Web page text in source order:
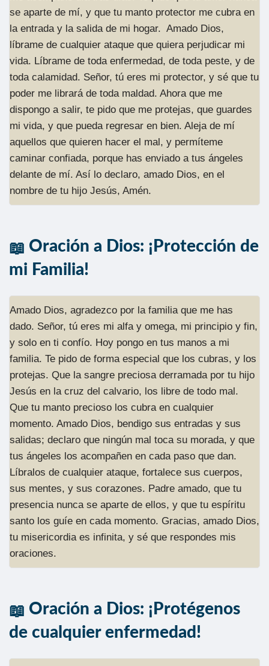
se aparte de mí, y que tu manto protector me cubra en
la entrada y la salida de mi hogar. Amado Dios,
líbrame de cualquier ataque que quiera perjudicar mi
vida. Líbrame de toda enfermedad, de toda peste, y de
toda calamidad. Señor, tú eres mi protector, y sé que tu
poder me librará de toda maldad. Ahora que me
dispongo a salir, te pido que me protejas, que guardes
mi vida, y que pueda regresar en bien. Aleja de mí
aquellos que quieren hacer el mal, y permíteme
caminar confiada, porque has enviado a tus ángeles
delante de mí. Así lo declaro, amado Dios, en el
nombre de tu hijo Jesús, Amén.
Oración a Dios: ¡Protección de
mi Familia!
Amado Dios, agradezco por la familia que me has
dado. Señor, tú eres mi alfa y omega, mi principio y fin,
y solo en ti confío. Hoy pongo en tus manos a mi
familia. Te pido de forma especial que los cubras, y los
protejas. Que la sangre preciosa derramada por tu hijo
Jesús en la cruz del calvario, los libre de todo mal.
Que tu manto precioso los cubra en cualquier
momento. Amado Dios, bendigo sus entradas y sus
salidas; declaro que ningún mal toca su morada, y que
tus ángeles los acompañen en cada paso que dan.
Líbralos de cualquier ataque, fortalece sus cuerpos,
sus mentes, y sus corazones. Padre amado, que tu
presencia nunca se aparte de ellos, y que tu espíritu
santo los guíe en cada momento. Gracias, amado Dios,
tu misericordia es infinita, y sé que respondes mis
oraciones.
Oración a Dios: ¡Protégenos
de cualquier enfermedad!